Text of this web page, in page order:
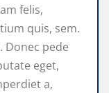
felis,
quis, sem.
Donec pede
eget,
a,